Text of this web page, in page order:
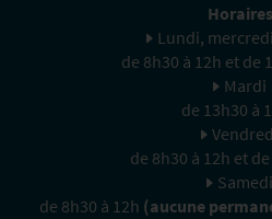
Lundi,
de 8h30 à 12h et de
Mardi
de 13h30 à
de 8h30 à 12h et
Samedi
de 8h30 à 12h (aucune